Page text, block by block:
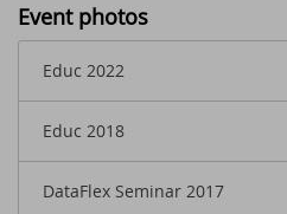
Event photos
Educ 2022
Educ 2018
DataFlex Seminar 2017
Elevate
New video
Synergy